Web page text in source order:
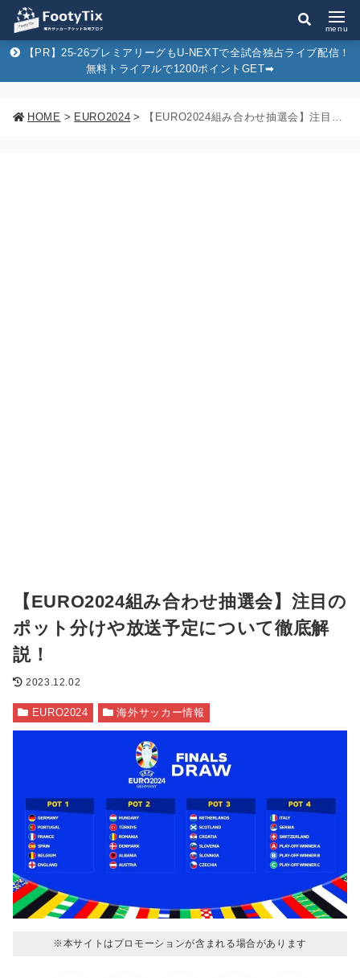
menu
【PR】25-26プレミアリーグもU-NEXTで全試合独占ライブ配信！
無料トライアルで1200ポイントGET➡︎
HOME > EURO2024 > 【EURO2024組み合わせ抽選会】注目のポット分けや放送予定について徹底解説！
【EURO2024組み合わせ抽選会】注目の
ポット分けや放送予定について徹底解
説！
2023.12.02
EURO2024 海外サッカー情報
※本サイトはプロモーションが含まれる場合があります